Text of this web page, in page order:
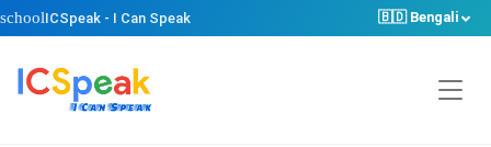
schoolICSpeak - I Can Speak 🇧🇩 Bengali